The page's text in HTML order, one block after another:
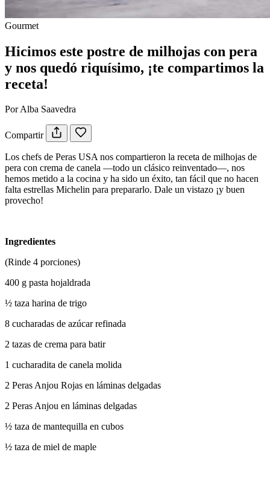
Gourmet
Hicimos este postre de milhojas con pera
y nos quedó riquísimo, ¡te compartimos la
receta!
Por Alba Saavedra
Compartir
Los chefs de Peras USA nos compartieron la receta de milhojas de
pera con crema de canela —todo un clásico reinventado—, nos
hemos metido a la cocina y ha sido un éxito, tan fácil que no hacen
falta estrellas Michelin para prepararlo. Dale un vistazo ¡y buen
provecho!
Ingredientes
(Rinde 4 porciones)
400 g pasta hojaldrada
½ taza harina de trigo
8 cucharadas de azúcar refinada
2 tazas de crema para batir
1 cucharadita de canela molida
2 Peras Anjou Rojas en láminas delgadas
2 Peras Anjou en láminas delgadas
½ taza de mantequilla en cubos
½ taza de miel de maple